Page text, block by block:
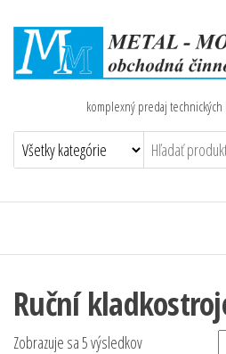
komplexný predaj technických
Ruční
Zobrazuje sa 5 výsledkov